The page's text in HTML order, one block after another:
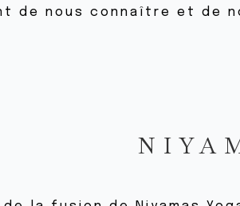
de nous connaître et de